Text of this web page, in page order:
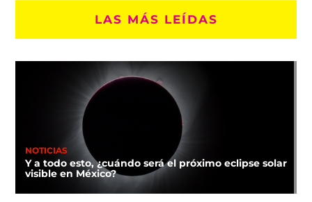
LAS MÁS LEÍDAS
NOTICIAS
Y a todo esto, ¿cuándo será el próximo eclipse solar
visible en México?